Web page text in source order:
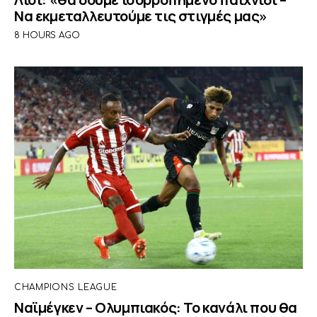
Να εκμεταλλευτούμε τις στιγμές μας»
8 HOURS AGO
CHAMPIONS LEAGUE
Ναϊμέγκεν – Ολυμπιακός: Το κανάλι που θα